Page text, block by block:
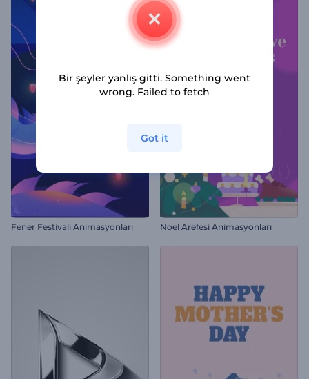
Fener Festivali Animasyonları Noel Arefesi Animasyonları
Bir şeyler yanlış gitti. Something went
wrong. Failed to fetch
Got it